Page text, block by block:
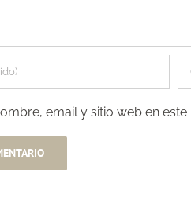
email y sitio web en